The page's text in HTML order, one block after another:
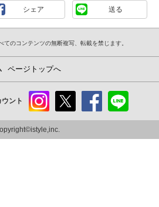
シェア 送る
てのコンテンツの無断複写、転載を禁じます。
ページトップへ
ント
ram